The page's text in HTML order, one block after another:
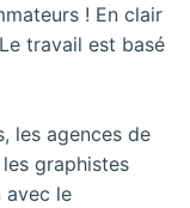
! En clair
travail est basé
les agences de
graphistes
avec le